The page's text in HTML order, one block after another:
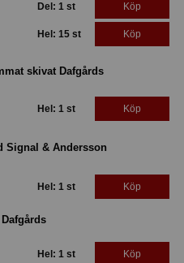
Del: 1 st Köp
Hel: 15 st Köp
skivat Dafgårds
Hel: 1 st Köp
Signal & Andersson
Hel: 1 st Köp
Hel: 1 st Köp